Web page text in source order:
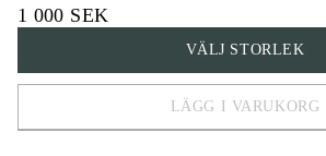
1 000 SEK
VÄLJ STORLEK
COB
LÄGG I VARUKORG